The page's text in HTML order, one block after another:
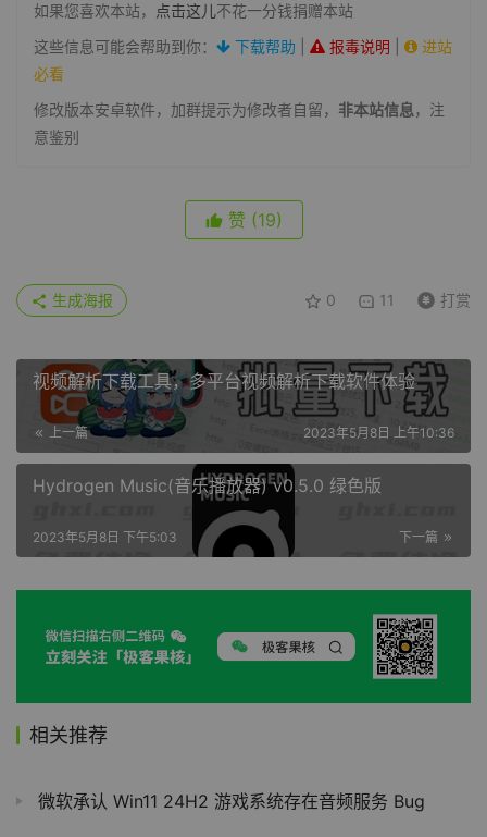
如果您喜欢本站， 点击这儿不花一分钱捐赠本站
这些信息可能会帮助到你：
下载帮助 报毒说明
进站
必看
修改版本安卓软件，加群提示为修改者自留， 非本站信息，注
意鉴别
赞 (19)
0 11 打赏
生成海报
视频解析下载工具，多平台视频解析下载软件体验
上一篇 2023年5月8日 上午10:36
Hydrogen Music(音乐播放器) v0.5.0 绿色版
下一篇
2023年5月8日 下午5:03
相关推荐
微软承认 Win11 24H2 游戏系统存在音频服务 Bug